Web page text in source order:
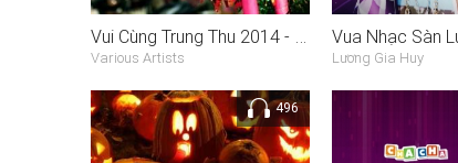
Vui Cùng Trung Thu 2014 - Việt Remix
Various Artists Lương Gia Huy
496